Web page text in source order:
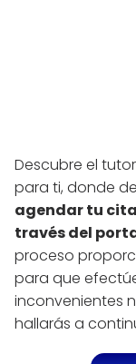
Descubre el
para ti, donde
agendar tu
través del
proceso
para que
inconvenientes
hallarás a